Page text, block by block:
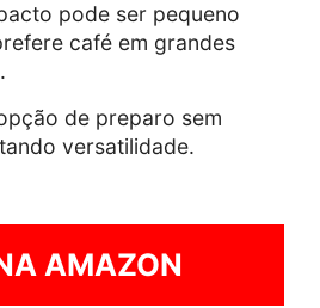
pode ser pequeno
café em grandes
de preparo sem
versatilidade.
AMAZON